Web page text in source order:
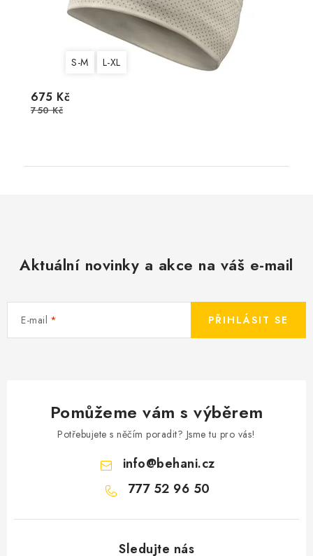
S-M L-XL
675 Kč
750 Kč
Aktuální novinky a akce na váš e-mail
E-mail PŘIHLÁSIT SE
Pomůžeme vám s výběrem
Potřebujete s něčím poradit? Jsme tu pro vás!
info@behani.cz
777 52 96 50